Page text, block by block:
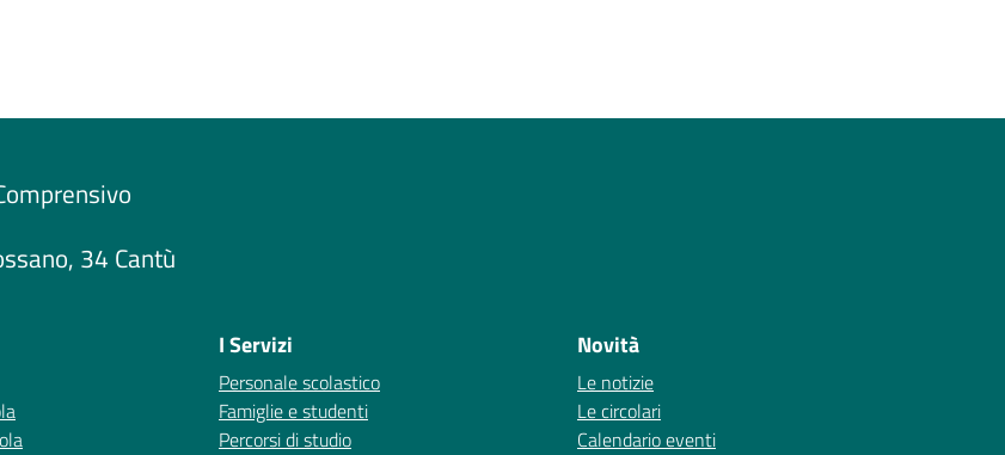
34 Cantù
I Servizi
Personale scolastico
Famiglie e studenti
Percorsi di studio
Novità
Le notizie
Le circolari
Calendario eventi